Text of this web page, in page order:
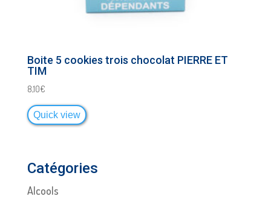
Boite 5 cookies trois chocolat PIERRE ET
TIM
8,10€
Quick view
Catégories
Alcools